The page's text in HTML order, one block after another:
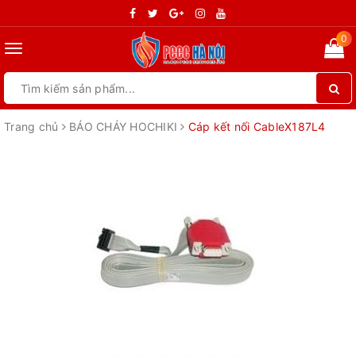
Toggle
0
Trang chủ BÁO CHÁY HOCHIKI Cáp kết nối CableX187L4